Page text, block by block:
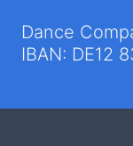
Dance
IBAN: DE12